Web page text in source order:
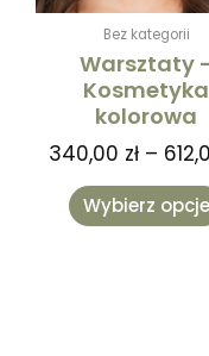
Bez kategorii
Warsztaty
Kosmetyka
kolorowa
340,00 zł –
Wybierz opcje